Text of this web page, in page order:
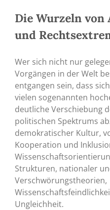
Die Wurzeln
und
Wer sich nicht nur
Vorgängen in der Welt
entgangen sein, dass
vielen sogenannten
deutliche Verschiebung
politischen Spektrums
demokratischer Kultur,
Kooperation und
Strukturen, nationaler
Verschwörungstheorien,
Ungleichheit.